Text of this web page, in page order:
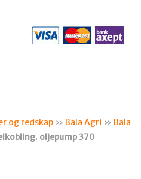
og redskap » Bala Agri » Bala
oljepump 370